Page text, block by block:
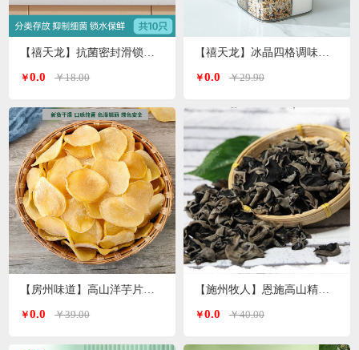
【禧天龙】抗菌密封滑锁保鲜袋大号 10只/盒KY-9827
￥0.0 ￥18.00
￥0.0 ￥39.00
【禧天龙】冰晶四格调味罐H-9972
￥0.0 ￥29.90
￥0.0 ￥40.00